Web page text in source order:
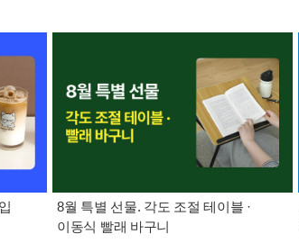
8월 특별 선물. 각도 조절 테이블 ·
이동식 빨래 바구니